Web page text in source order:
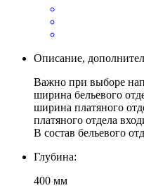
Описание,
Важно при выборе
ширина бельевого
ширина платяного
платяного отдела
В состав бельевого
Глубина:
400 мм